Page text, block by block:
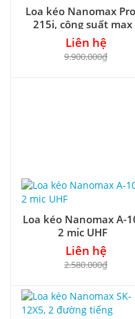
Loa kéo Nanomax
215i, công suất max
2200W
Liên hệ
9.900.000₫
Loa kéo Nanomax A-
2 mic UHF
Liên hệ
2.580.000₫